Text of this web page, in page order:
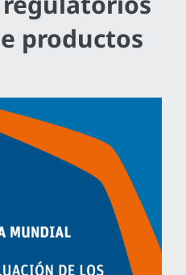
productos